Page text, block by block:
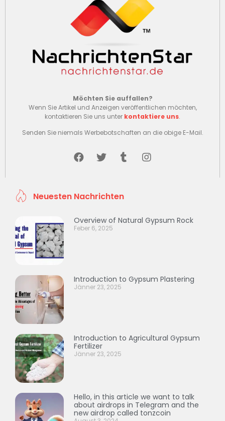
Möchten Sie auffallen?
Wenn Sie Artikel und Anzeigen veröffentlichen möchten,
kontaktieren Sie uns unter kontaktiere uns.
Senden Sie niemals Werbebotschaften an die obige E-Mail.
Neuesten Nachrichten
Overview of Natural Gypsum Rock
Feber 6, 2025
Introduction to Gypsum Plastering
Jänner 23, 2025
Introduction to Agricultural Gypsum
Fertilizer
Jänner 23, 2025
Hello, in this article we want to talk
about airdrops in Telegram and the
new airdrop called tonzcoin